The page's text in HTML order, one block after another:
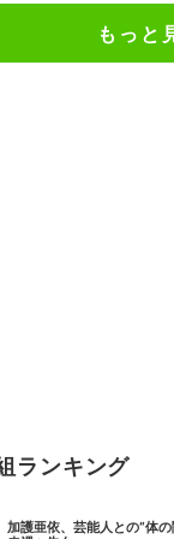
もっと
ランキング
加護亜依、芸能人との“体